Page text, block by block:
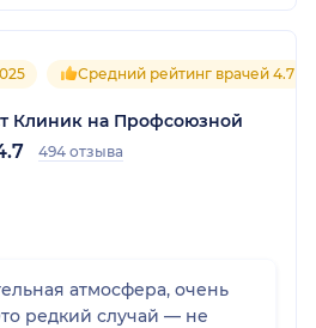
Средний рейтинг врачей 4.7
Клиник на Профсоюзной
494 отзыва
атмосфера, очень
редкий случай — не